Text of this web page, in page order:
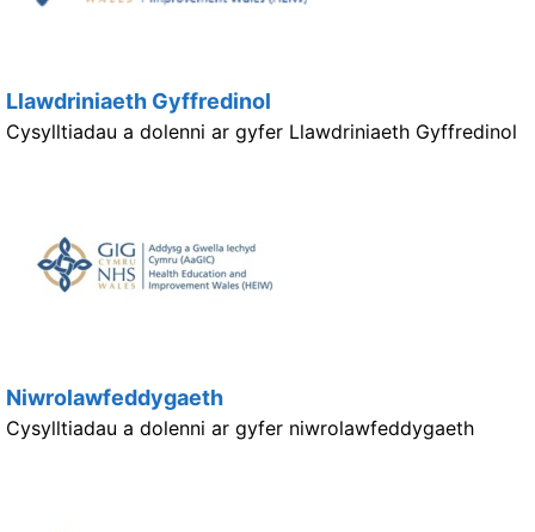
Llawdriniaeth Gyffredinol
Cysylltiadau a dolenni ar gyfer Llawdriniaeth Gyffredinol
Niwrolawfeddygaeth
Cysylltiadau a dolenni ar gyfer niwrolawfeddygaeth